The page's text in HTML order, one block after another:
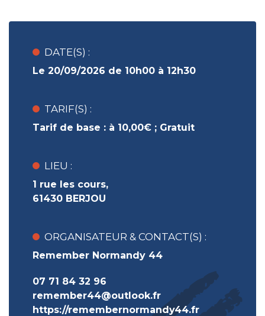
DATE(S) :
Le 20/09/2026 de 10h00 à 12h30
TARIF(S) :
Tarif de base : à 10,00€ ; Gratuit
LIEU :
1 rue les cours,
61430 BERJOU
ORGANISATEUR & CONTACT(S) :
Remember Normandy 44
07 71 84 32 96
remember44@outlook.fr
https://remembernormandy44.fr